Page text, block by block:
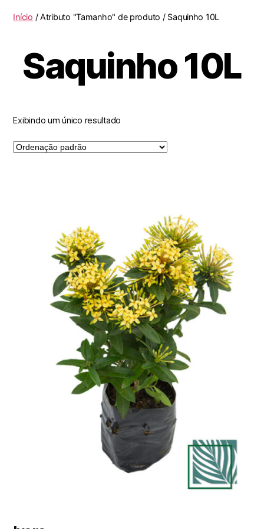
Início / Atributo "Tamanho" de produto / Saquinho 10L
Saquinho 10L
Exibindo um único resultado